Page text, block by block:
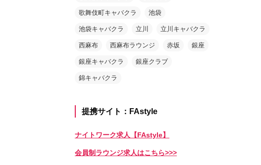
歌舞伎町キャバクラ 池袋
池袋キャバクラ 立川 立川キャバクラ
西麻布 西麻布ラウンジ 赤坂 銀座
銀座キャバクラ 銀座クラブ
錦キャバクラ
提携サイト：FAstyle
ナイトワーク求人【FAstyle】
会員制ラウンジ求人はこちら>>>